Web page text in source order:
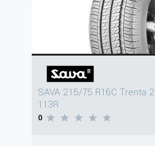
SAVA 215/75 R16C Trenta 2
113R
0